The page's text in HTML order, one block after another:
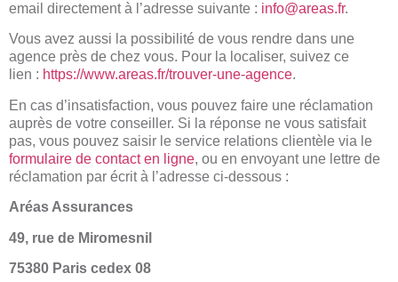
email directement à l’adresse suivante : info@areas.fr.
Vous avez aussi la possibilité de vous rendre dans une
agence près de chez vous. Pour la localiser, suivez ce
lien : https://www.areas.fr/trouver-une-agence.
En cas d’insatisfaction, vous pouvez faire une réclamation
auprès de votre conseiller. Si la réponse ne vous satisfait
pas, vous pouvez saisir le service relations clientèle via le
formulaire de contact en ligne, ou en envoyant une lettre de
réclamation par écrit à l’adresse ci-dessous :
Aréas Assurances
49, rue de Miromesnil
75380 Paris cedex 08